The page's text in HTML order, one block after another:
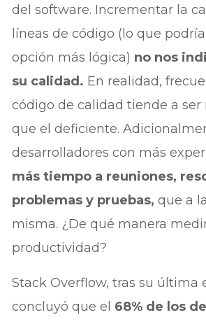
del software. Incrementar la
líneas de código (lo que
opción más lógica) no nos
su calidad. En realidad,
código de calidad tiende a
que el deficiente.
desarrolladores con más
más tiempo a reuniones,
problemas y pruebas, que a
misma. ¿De qué manera
productividad?
Stack Overflow, tras su última
concluyó que el 68% de los